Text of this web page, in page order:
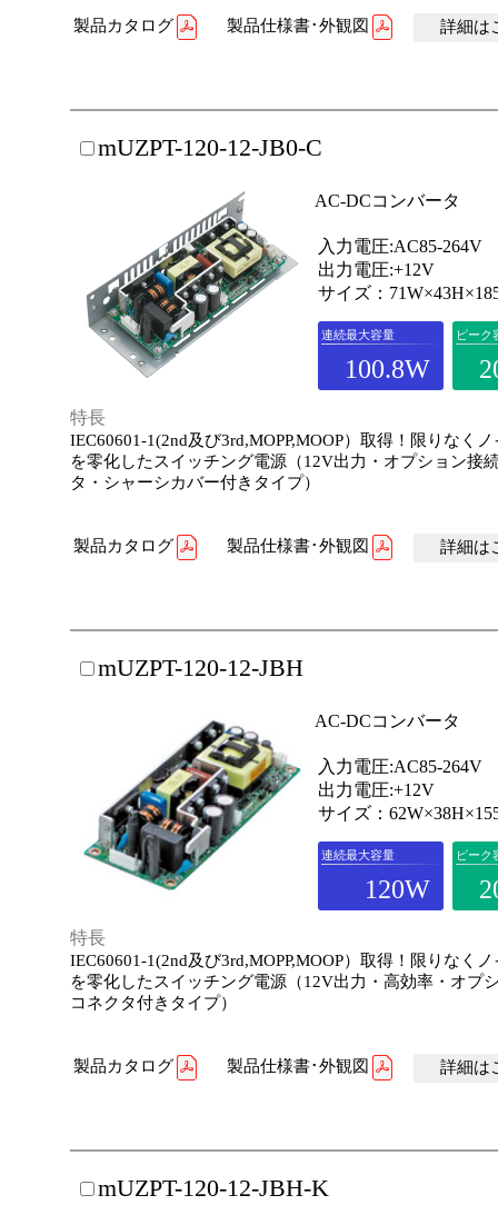
製品カタログ 製品仕様書･外観図 詳細は
mUZPT-120-12-JB0-C
AC-DCコンバータ
入力電圧:AC85-264V
出力電圧:+12V
サイズ：
連続最大容量
100.8W
ピーク
特長
IEC60601-1(2nd及び3rd,MOPP,MOOP）取得！限りなく
を零化したスイッチング電源（12V出力・オプション接
タ・シャーシカバー付きタイプ）
製品カタログ 製品仕様書･外観図 詳細は
mUZPT-120-12-JBH
AC-DCコンバータ
入力電圧:AC85-264V
出力電圧:+12V
サイズ：
連続最大容量
120W
ピーク
特長
IEC60601-1(2nd及び3rd,MOPP,MOOP）取得！限りなく
を零化したスイッチング電源（12V出力・高効率・オプ
コネクタ付きタイプ）
製品カタログ 製品仕様書･外観図 詳細は
mUZPT-120-12-JBH-K